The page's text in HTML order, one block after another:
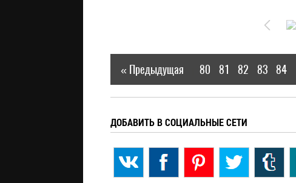
« Предыдущая 80 81 82 83 84
ДОБАВИТЬ В СОЦИАЛЬНЫЕ СЕТИ